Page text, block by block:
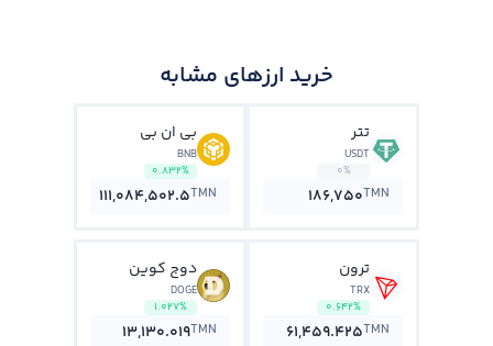
خرید ارزهای مشابه
تتر
USDT
0%
186,750TMN
بی ان بی
BNB
0.832%
111,084,502.5TMN
ترون
TRX
0.642%
61,459.425TMN
دوج کوین
DOGE
1.027%
13,130.019TMN